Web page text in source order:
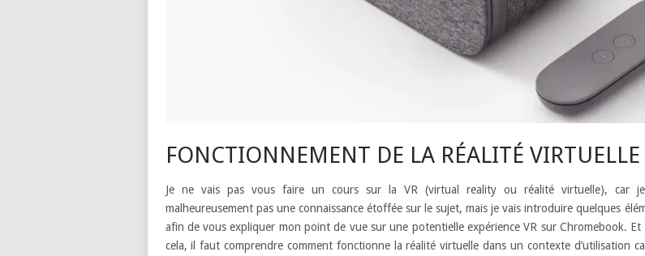
FONCTIONNEMENT DE LA RÉALITÉ VIRTUELLE
Je ne vais pas vous faire un cours sur la VR (virtual reality ou réalité virtuelle), car je
malheureusement pas une connaissance étoffée sur le sujet, mais je vais introduire quelques
afin de vous expliquer mon point de vue sur une potentielle expérience VR sur Chromebook. Et
cela, il faut comprendre comment fonctionne la réalité virtuelle dans un contexte d’utilisation